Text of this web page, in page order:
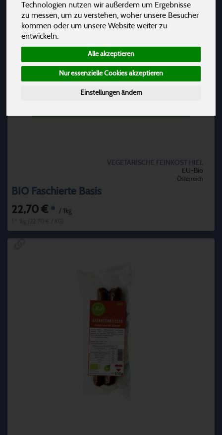
Technologien nutzen wir außerdem um Ergebnisse
zu messen, um zu verstehen, woher unsere Besucher
kommen oder um unsere Website weiter zu
entwickeln.
Alle akzeptieren
Nur essenzielle Cookies akzeptieren
Einstellungen ändern
VEGETARISCHE FEINKOST HIEL
EU-Bio
Österreich
BIO Faschierte Basis
22,70 € * / 1kg